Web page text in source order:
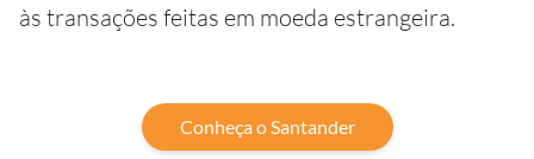
às transações feitas em moeda estrangeira.
Conheça o Santander